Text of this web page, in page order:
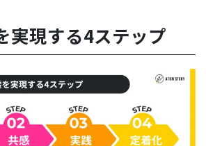
実現する4ステップ